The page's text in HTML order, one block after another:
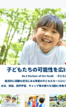
アー
テク
映像
ビジ